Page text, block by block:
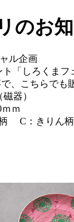
のお
ル企画
ト「しろくま
、こちらでも
器）
ｍ
C：きりん柄